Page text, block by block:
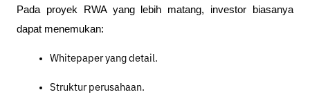
Pada proyek RWA yang lebih matang, investor biasanya
dapat menemukan:
Whitepaper yang detail.
Struktur perusahaan.